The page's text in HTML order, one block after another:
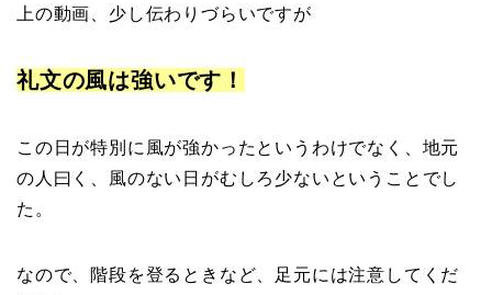
上の動画、少し伝わりづらいですが
礼文の風は強いです！
この日が特別に風が強かったというわけでなく、地元
の人曰く、風のない日がむしろ少ないということでし
た。
なので、階段を登るときなど、足元には注意してくだ